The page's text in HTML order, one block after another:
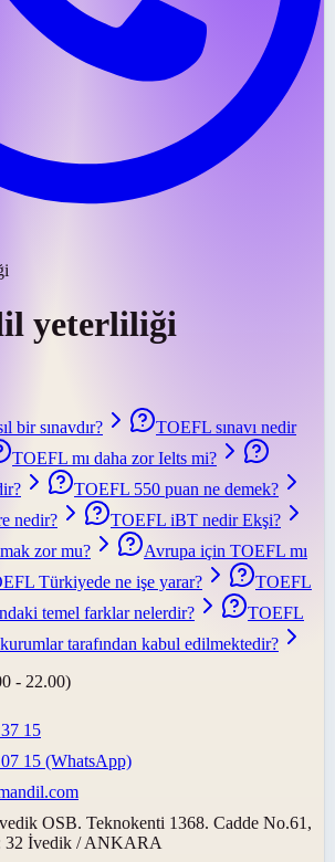
yeterliliği
bir sınavdır?
TOEFL sınavı nedir
TOEFL mı daha zor Ielts mi?
TOEFL 550 puan ne demek?
nedir?
TOEFL iBT nedir Ekşi?
zor mu?
Avrupa için TOEFL mı
Türkiyede ne işe yarar?
TOEFL
temel farklar nelerdir?
TOEFL
tarafından kabul edilmektedir?
- 22.00)
15
15 (WhatsApp)
OSB. Teknokenti 1368. Cadde No.61,
32 İvedik / ANKARA